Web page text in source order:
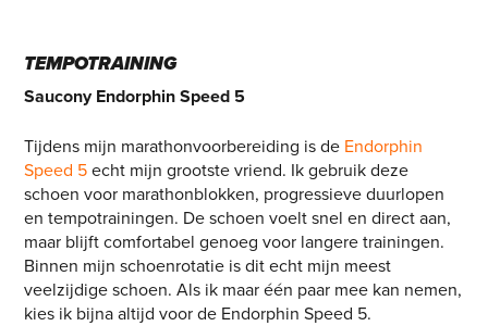
TEMPOTRAINING
Saucony Endorphin Speed 5
Tijdens mijn marathonvoorbereiding is de Endorphin
Speed 5echt mijn grootste vriend. Ik gebruik deze
schoen voor marathonblokken, progressieve duurlopen
en tempotrainingen. De schoen voelt snel en direct aan,
maar blijft comfortabel genoeg voor langere trainingen.
Binnen mijn schoenrotatie is dit echt mijn meest
veelzijdige schoen. Als ik maar één paar mee kan nemen,
kies ik bijna altijd voor de Endorphin Speed 5.